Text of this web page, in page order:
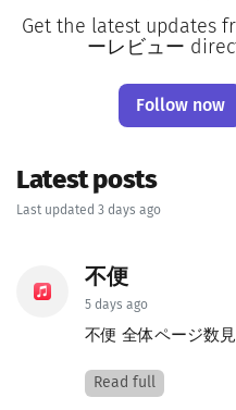
Get the latest updates
ーレビュー
Follow now
Latest posts
Last updated 3 days ago
不便
5 days ago
不便 全体ページ数
Read full